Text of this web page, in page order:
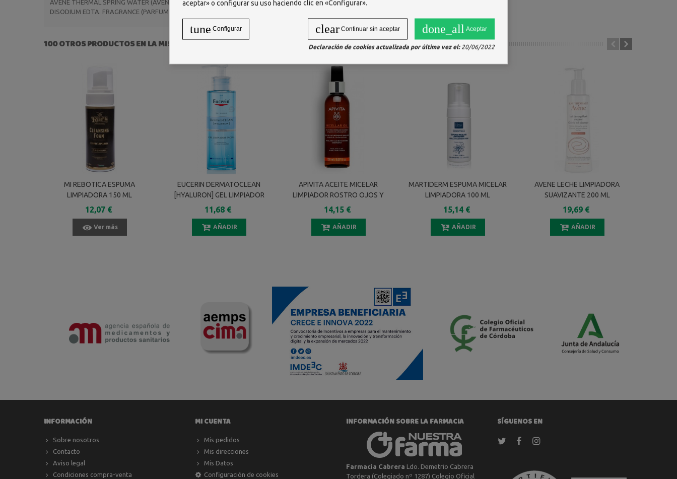
AVENE THERMAL SPRING WATER (AVENE AQUA). PENTYLENE GLYCOL. PEG-6 CAPRYLIC/CAPRIC GLYCERIDES. CETRIMONIUM BROMIDE.
DISODIUM EDTA. FRAGRANCE (PARFUM). PEG-40. HYDROGENATED CASTOR OIL. SCLEROTIUM GUM. SODIUM CHLORIDE
100 OTROS PRODUCTOS EN LA MISMA CATEGORÍA:
MI REBOTICA ESPUMA
LIMPIADORA 150 ML
12,07 €
Ver más
EUCERIN DERMATOCLEAN
[HYALURON] GEL LIMPIADOR
FACIAL 200 ML
11,68 €
AÑADIR
APIVITA ACEITE MICELAR
LIMPIADOR ROSTRO OJOS Y
LABIOS - MICELLAR OIL 150 ML
14,15 €
AÑADIR
MARTIDERM ESPUMA MICELAR
LIMPIADORA 100 ML
15,14 €
AÑADIR
AVENE LECHE LIMPIADORA
SUAVIZANTE 200 ML
19,69 €
AÑADIR
INFORMACIÓN
Sobre nosotros
Contacto
Aviso legal
Condiciones compra-venta
MI CUENTA
Mis pedidos
Mis direcciones
Mis Datos
Configuración de cookies
INFORMACIÓN SOBRE LA FARMACIA
Farmacia Cabrera Ldo. Demetrio Cabrera
Tordera (Colegiado nº 1287) Colegio Oficial
SÍGUENOS EN
aceptar» o configurar su uso haciendo clic en «Configurar».
done_all Aceptar
clear Continuar sin aceptar
tune Configurar
Declaración de cookies actualizada por última vez el:20/06/2022